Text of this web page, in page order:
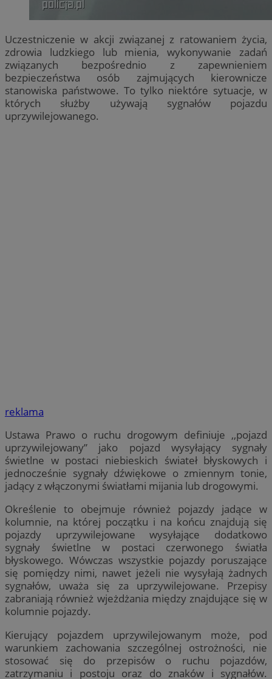
Uczestniczenie w akcji związanej z ratowaniem życia,
zdrowia ludzkiego lub mienia, wykonywanie zadań
związanych bezpośrednio z zapewnieniem
bezpieczeństwa osób zajmujących kierownicze
stanowiska państwowe. To tylko niektóre sytuacje, w
których służby używają sygnałów pojazdu
uprzywilejowanego.
reklama
Ustawa Prawo o ruchu drogowym definiuje ,,pojazd
uprzywilejowany” jako pojazd wysyłający sygnały
świetlne w postaci niebieskich świateł błyskowych i
jednocześnie sygnały dźwiękowe o zmiennym tonie,
jadący z włączonymi światłami mijania lub drogowymi.
Określenie to obejmuje również pojazdy jadące w
kolumnie, na której początku i na końcu znajdują się
pojazdy uprzywilejowane wysyłające dodatkowo
sygnały świetlne w postaci czerwonego światła
błyskowego. Wówczas wszystkie pojazdy poruszające
się pomiędzy nimi, nawet jeżeli nie wysyłają żadnych
sygnałów, uważa się za uprzywilejowane. Przepisy
zabraniają również wjeżdżania między znajdujące się w
kolumnie pojazdy.
Kierujący pojazdem uprzywilejowanym może, pod
warunkiem zachowania szczególnej ostrożności, nie
stosować się do przepisów o ruchu pojazdów,
zatrzymaniu i postoju oraz do znaków i sygnałów.